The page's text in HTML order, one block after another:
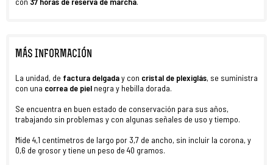
MÁS INFORMACIÓN
La unidad, de factura delgaday con cristal de plexiglás, se suministra
con una correa de piel negra y hebilla dorada.
Se encuentra en buen estado de conservación para sus años,
trabajando sin problemas y con algunas señales de uso y tiempo.
Mide 4,1 centímetros de largo por 3,7 de ancho, sin incluir la corona, y
0,6 de grosor y tiene un peso de 40 gramos.